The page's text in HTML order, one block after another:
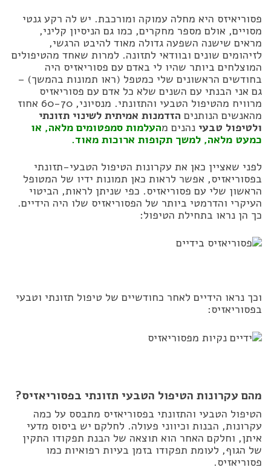
פסוריאיזס היא מחלה עמוקה ומורכבת. יש לה רקע גנטי
מסויים, אולם מספר מחקרים, כמו גם הניסיון קליני,
מראים שישנה השפעה גדולה מאוד להיבט הרגשי,
לזיהומים שונים ובוודאי לתזונה. למרות שאחד מהטיפולים
המוצלחים ביותר שהיו לי באדם עם פסוריאזיס היה
בחודשים הראשונים שלי כמטפל (ראו תמונות בהמשך) –
גם אני הבנתי עם השנים שלא כל אדם עם פסוריאזיס
מרוויח מהטיפול הטבעי והתזונתי. מנסיוני, 60-70 אחוז
מהאנשים הנותנים הזדמנות אמיתית לשינוי תזונתי
ולטיפול טבעי נהנים מהעלמות סמפטומים מלאה, או
כמעט מלאה, למשך תקופות ארוכות מאוד.
לפני שאציין כאן את עקרונות הטיפול הטבעי-תזונתי
בפסוריאזיס, אפשר לראות כאן תמונות ידיו של המטופל
הראשון שלי עם פסוריאזיס. כפי שניתן לראות, הביטוי
העיקרי והדרמטי ביותר של הפסוריאזיס שלו היה הידיים.
כך הן נראו בתחילת הטיפול:
וכך נראו הידיים לאחר כחודשיים של טיפול תזונתי וטבעי
בפסוריאזיס:
מהם עקרונות הטיפול הטבעי תזונתי בפסוריאזיס?
הטיפול הטבעי והתזונתי בפסוריאזיס מתבסס על כמה
עקרונות, הבנות וכיווני פעולה. לחלקם יש ביסוס מדעי
איתן, וחלקם האחר הוא תוצאה של הבנת תפקודו התקין
של הגוף, לעומת תפקודו בזמן בעיות רפואיות כמו
פסוריאזיס.